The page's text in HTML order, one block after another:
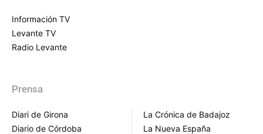
Información TV
Levante TV
Radio Levante
Prensa
Diari de Girona
Diario de Córdoba
La Crónica de Badajoz
La Nueva España